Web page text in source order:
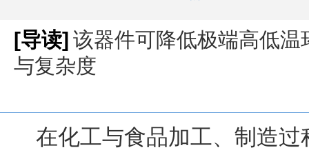
[导读] 该器件可降低极端高低
与复杂度
在化工与食品加工、制造